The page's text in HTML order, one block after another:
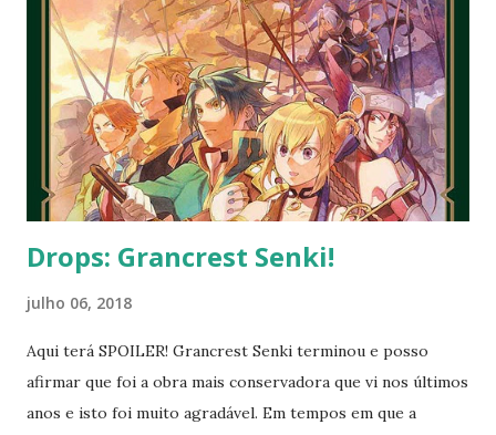
saúde e buscar qualidade de vida dentro das limitações que
enfrento. Quero agradecer imensamente a cada um de
vocês que esteve comigo, que leu, comentou, compartilho...
Drops: Grancrest Senki!
julho 06, 2018
Aqui terá SPOILER! Grancrest Senki terminou e posso
afirmar que foi a obra mais conservadora que vi nos últimos
anos e isto foi muito agradável. Em tempos em que a